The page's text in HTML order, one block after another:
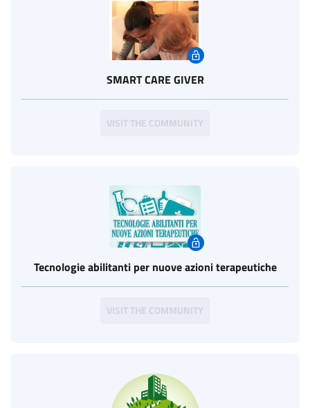
SMART CARE GIVER
VISIT THE COMMUNITY
Tecnologie abilitanti per nuove azioni terapeutiche
VISIT THE COMMUNITY